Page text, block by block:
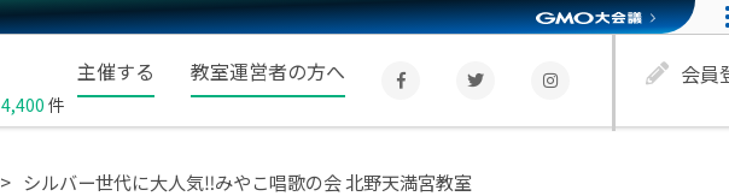
4,400 件
主催する 教室運営者の方へ 会員
シルバー世代に大人気‼︎みやこ唱歌の会 北野天満宮教室